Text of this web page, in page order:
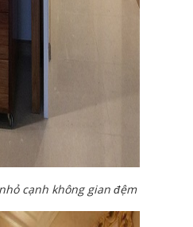
cạnh không gian đệm